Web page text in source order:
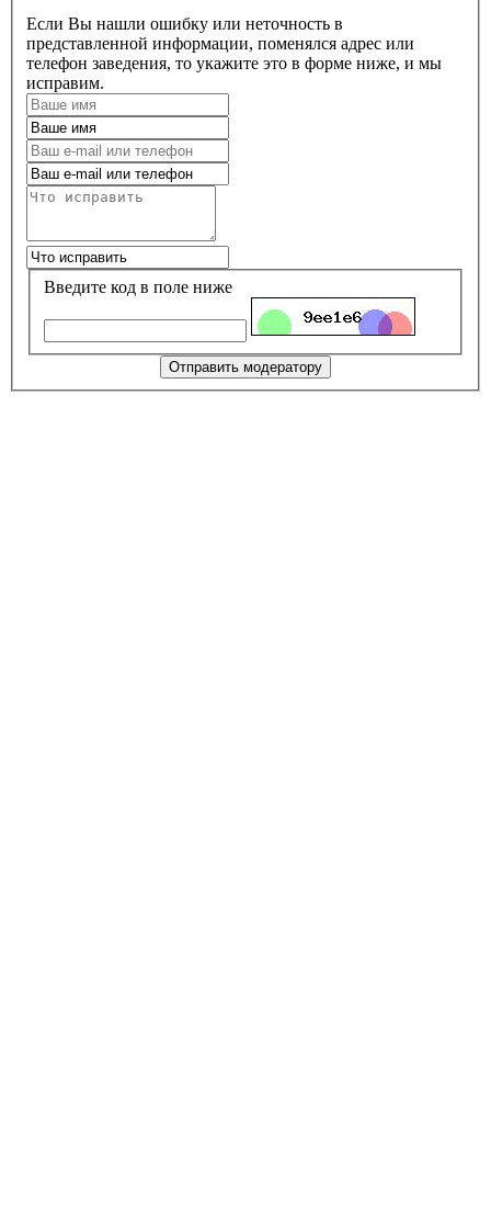
Если Вы нашли ошибку или неточность в
представленной информации, поменялся адрес или
телефон заведения, то укажите это в форме ниже, и мы
исправим.
Введите код в поле ниже
Отправить модератору